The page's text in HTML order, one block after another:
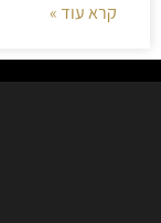
קרא עוד »